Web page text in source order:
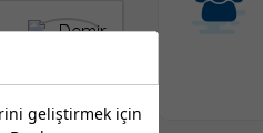
geliştirmek için
Hizmetler